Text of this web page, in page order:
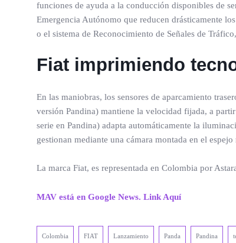
funciones de ayuda a la conducción disponibles de
Emergencia Autónomo que reducen drásticamente
o el sistema de Reconocimiento de Señales de
Fiat imprimiendo
En las maniobras, los sensores de aparcamiento
versión Pandina) mantiene la velocidad fijada, a
serie en Pandina) adapta automáticamente la
gestionan mediante una cámara montada en el
La marca Fiat, es representada en Colombia por
MAV está en Google News. Link Aquí
Colombia FIAT Lanzamiento Panda Pandina